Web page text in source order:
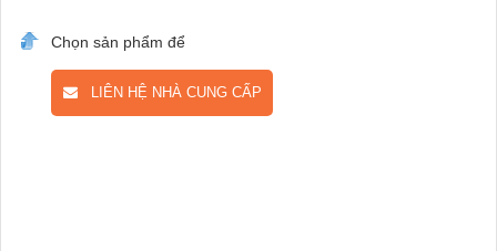
Chọn sản phẩm để
LIÊN HỆ NHÀ CUNG CẤP